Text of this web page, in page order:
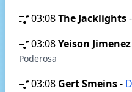
03:08The Jacklights-
03:08Yeison Jimenez
Poderosa
03:08 Gert Smeins-